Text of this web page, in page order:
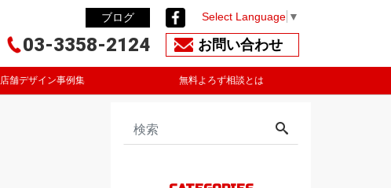
Select Language ▼
ブログ
お問い合わせ
03-3358-2124
店舗デザイン事例集 無料よろず相談とは